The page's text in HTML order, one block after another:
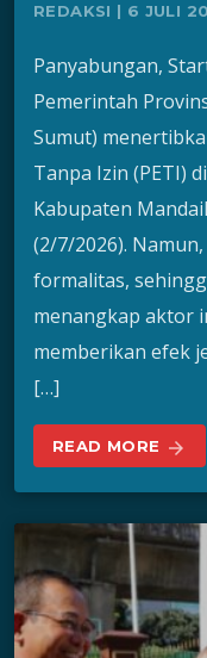
REDAKSI | 6 JULI
Panyabungan,
Pemerintah
Sumut)
Tanpa Izin (PETI)
Kabupaten
(2/7/2026).
formalitas,
menangkap aktor
memberikan efek
[…]
READ MORE arrow_forward